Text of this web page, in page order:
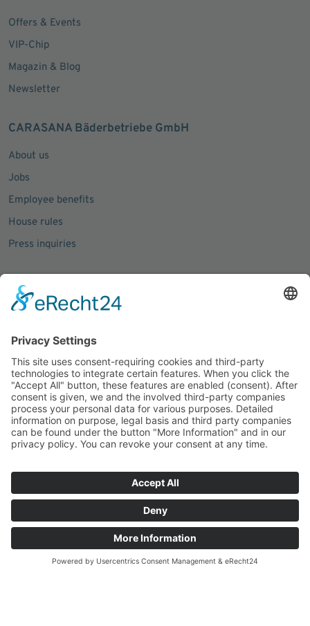
Offers & Events
VIP-Chip
Magazin & Blog
Newsletter
CARASANA Bäderbetriebe GmbH
About us
Jobs
Employee benefits
House rules
Press inquiries
Social Media
Facebook
Instagram
© 2026 CARASANA Bäderbetriebe GmbH. All rights reserved
Impressum Datenschutz Conditions of participation